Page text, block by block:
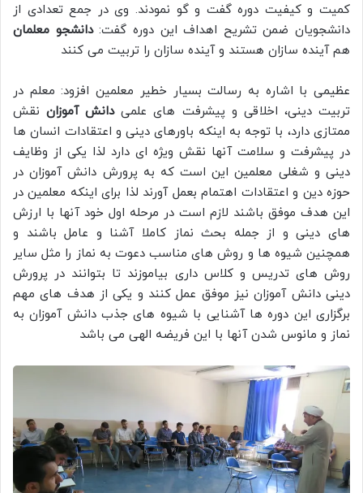
کمیت و کیفیت دوره گفت و گو نمودند. وی در جمع تعدادی از
دانشجویان ضمن تشریح اهداف این دوره گفت:دانشجو معلمان
هم آینده سازان هستند و آینده سازان را تربیت می کنند
عظیمی با اشاره به رسالت بسیار خطیر معلمین افزود: معلم در
تربیت دینی، اخلاقی و پیشرفت های علمیدانش آموزاننقش
ممتازی دارد، با توجه به اینکه باورهای دینی و اعتقادات انسان ها
در پیشرفت و سلامت آنها نقش ویژه ای دارد لذا یکی از وظایف
دینی و شغلی معلمین این است که به پرورش دانش آموزان در
حوزه دین و اعتقادات اهتمام بعمل آورند لذا برای اینکه معلمین در
این هدف موفق باشند لازم است در مرحله اول خود آنها با ارزش
های دینی و از جمله بحث نماز کاملا آشنا و عامل باشند و
همچنین شیوه ها و روش های مناسب دعوت به نماز را مثل سایر
روش های تدریس و کلاس داری بیاموزند تا بتوانند در پرورش
دینی دانش آموزان نیز موفق عمل کنند و یکی از هدف های مهم
برگزاری این دوره ها آشنایی با شیوه های جذب دانش آموزان به
نماز و مانوس شدن آنها با این فریضه الهی می باشد